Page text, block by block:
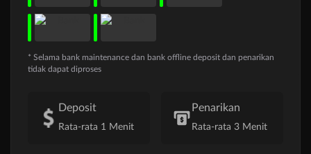
* Selama bank maintenance dan bank offline deposit dan penarikan
tidak dapat diproses
Deposit
Rata-rata 1 Menit
Penarikan
Rata-rata 3 Menit